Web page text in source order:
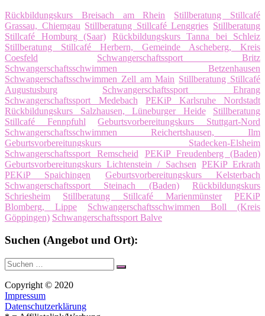
Rückbildungskurs Breisach am Rhein
Stillberatung Stillcafé
Grassau, Chiemgau Stillberatung Stillcafé Lenggries Stillberatung
Stillcafé Homburg (Saar)
Rückbildungskurs Tanna bei Schleiz
Stillberatung Stillcafé Herbern, Gemeinde Ascheberg, Kreis
Coesfeld
Schwangerschaftssport Britz
Schwangerschaftsschwimmen Betzenhausen
Schwangerschaftsschwimmen Zell am Main Stillberatung Stillcafé
Augustusburg
Schwangerschaftssport Ehrang
Schwangerschaftssport Medebach
PEKiP Karlsruhe Nordstadt
Rückbildungskurs Salzhausen, Lüneburger Heide
Stillberatung
Stillcafé Fennpfuhl
Geburtsvorbereitungskurs Stuttgart-Nord
Schwangerschaftsschwimmen Reichertshausen, Ilm
Geburtsvorbereitungskurs Stadecken-Elsheim
Schwangerschaftssport Remscheid
PEKiP Freudenberg (Baden)
Geburtsvorbereitungskurs Lichtenstein / Sachsen PEKiP Erkrath
PEKiP Spaichingen
Geburtsvorbereitungskurs Kelsterbach
Schwangerschaftssport Steinach (Baden)
Rückbildungskurs
Schriesheim
Stillberatung Stillcafé Marienmünster
PEKiP
Blomberg, Lippe
Schwangerschaftsschwimmen Boll (Kreis
Göppingen) Schwangerschaftssport Balve
Suchen (Angebot und Ort):
Suche
nach:
Suchen
Copyright © 2020
Impressum
Datenschutzerklärung